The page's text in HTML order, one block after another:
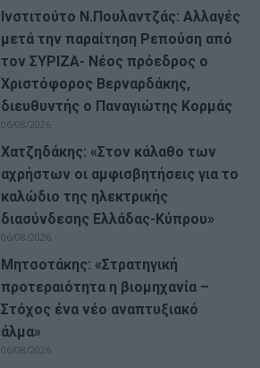
Ινστιτούτο Ν.Πουλαντζάς: Αλλαγές
μετά την παραίτηση Ρεπούση από
τον ΣΥΡΙΖΑ- Νέος πρόεδρος ο
Χριστόφορος Βερναρδάκης,
διευθυντής ο Παναγιώτης Κορμάς
06/08/2026
Χατζηδάκης: «Στον κάλαθο των
αχρήστων οι αμφισβητήσεις για το
καλώδιο της ηλεκτρικής
διασύνδεσης Ελλάδας-Κύπρου»
06/08/2026
Μητσοτάκης: «Στρατηγική
προτεραιότητα η βιομηχανία –
Στόχος ένα νέο αναπτυξιακό
άλμα»
06/08/2026